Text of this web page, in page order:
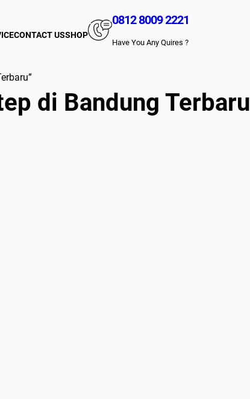
CONTACT USSHOP
0812 8009 2221
Have You Any Quires ?
di Bandung Terbaru